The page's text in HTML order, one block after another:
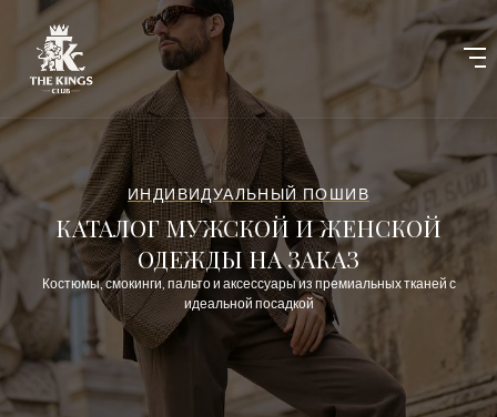
ИНДИВИДУАЛЬНЫЙ ПОШИВ
КАТАЛОГ МУЖСКОЙ И ЖЕНСКОЙ
ОДЕЖДЫ НА ЗАКАЗ
Костюмы, смокинги, пальто и аксессуары из премиальных тканей с
идеальной посадкой